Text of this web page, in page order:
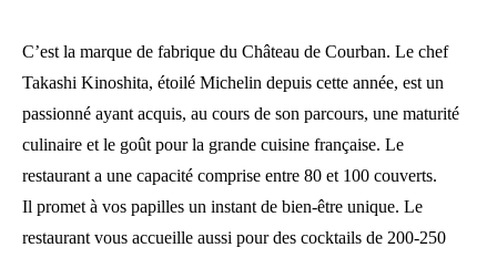
C’est la marque de fabrique du Château de Courban. Le chef
Takashi Kinoshita, étoilé Michelin depuis cette année, est un
passionné ayant acquis, au cours de son parcours, une maturité
culinaire et le goût pour la grande cuisine française. Le
restaurant a une capacité comprise entre 80 et 100 couverts.
Il promet à vos papilles un instant de bien-être unique. Le
restaurant vous accueille aussi pour des cocktails de 200-250